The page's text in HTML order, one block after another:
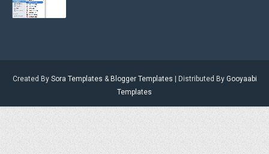
Created By Sora Templates & Blogger Templates | Distributed By Gooyaabi
Templates